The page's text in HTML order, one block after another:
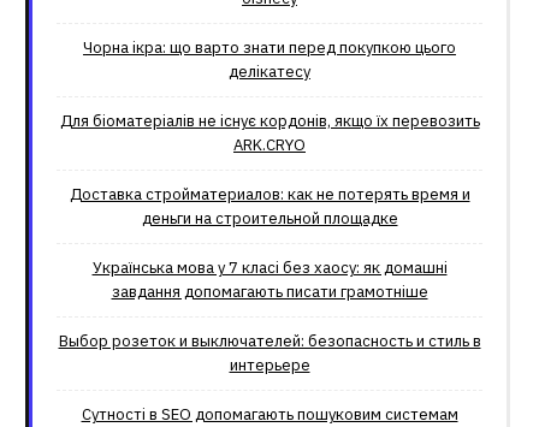
Чорна ікра: що варто знати перед покупкою цього
делікатесу
Для біоматеріалів не існує кордонів, якщо їх перевозить
ARK.CRYO
Доставка стройматериалов: как не потерять время и
деньги на строительной площадке
Українська мова у 7 класі без хаосу: як домашні
завдання допомагають писати грамотніше
Выбор розеток и выключателей: безопасность и стиль в
интерьере
Сутності в SEO допомагають пошуковим системам